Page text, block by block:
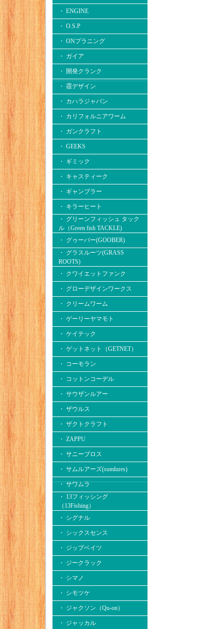
・ ENGINE
・ O.S.P
・ ONプラニング
・ ガイア
・ 開発クランク
・ 霞デザイン
・ カハラジャパン
・ カリフォルニアワーム
・ ガンクラフト
・ GEEKS
・ ギミック
・ キャスティーク
・ ギャンブラー
・ キラーヒート
・ グリーンフィッシュ タック
ル（Green fish TACKLE)
・ グゥーバー(GOOBER)
・ グラスルーツ(GRASS
ROOTS)
・ クワイエットファンク
・ グローデザインワークス
・ クリームワーム
・ ゲーリーヤマモト
・ ケイテック
・ ゲットネット（GETNET）
・ コーモラン
・ コットンコーデル
・ サウザンルアー
・ ザウルス
・ ザクトクラフト
・ ZAPPU
・ サニーブロス
・ サムルアーズ(sumlures)
・ サワムラ
・ 13フィッシング
（13Fishing）
・ シグナル
・ シックスセンス
・ ジップベイツ
・ ジークラック
・ シマノ
・ シモツケ
・ ジャクソン（Qu-on）
・ ジャッカル